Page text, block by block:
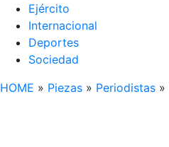
Ejército
Internacional
Deportes
Sociedad
HOME » Piezas » Periodistas »